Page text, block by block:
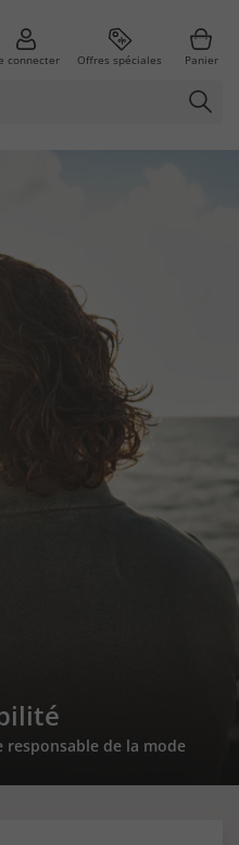
connecter Offres spéciales Panier
responsable de la mode